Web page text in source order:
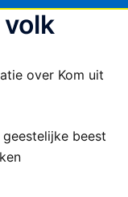
over Kom uit
beest